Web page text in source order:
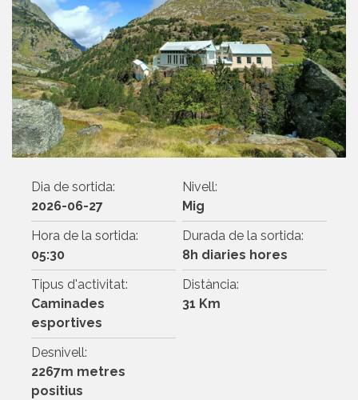
Dia de sortida:
2026-06-27
Nivell:
Mig
Hora de la sortida:
05:30
Durada de la sortida:
8h diaries hores
Tipus d'activitat:
Caminades
esportives
Distància:
31 Km
Desnivell:
2267m metres
positius